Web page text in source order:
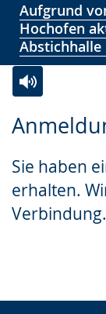
Aufgrund
Hochofen
Sie haben
erhalten.
Verbindung.
Leichten
wechseln.
Audio-
Video
Deutscher
wird